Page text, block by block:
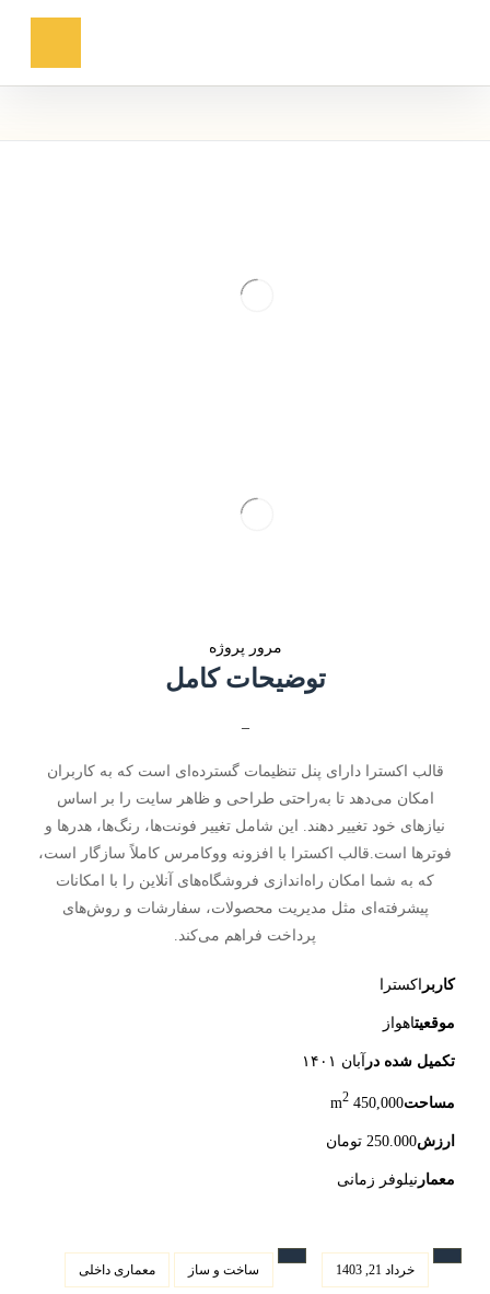
مرور پروژه
توضیحات کامل
قالب اکسترا دارای پنل تنظیمات گسترده‌ای است که به کاربران
امکان می‌دهد تا به‌راحتی طراحی و ظاهر سایت را بر اساس
نیازهای خود تغییر دهند. این شامل تغییر فونت‌ها، رنگ‌ها، هدرها و
فوترها است.قالب اکسترا با افزونه ووکامرس کاملاً سازگار است،
که به شما امکان راه‌اندازی فروشگاه‌های آنلاین را با امکانات
پیشرفته‌ای مثل مدیریت محصولات، سفارشات و روش‌های
پرداخت فراهم می‌کند.
کاربر اکسترا
موقعیتاهواز
تکمیل شده در آبان ۱۴۰۱
مساحت450,000 m
2
ارزش250.000 تومان
معمار نیلوفر زمانی
خرداد 21, 1403 ساخت و ساز معماری داخلی